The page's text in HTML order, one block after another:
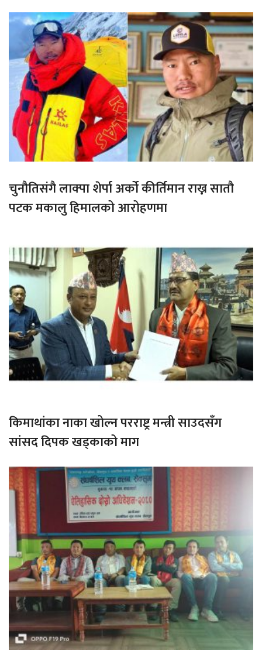
चुनौतिसंगै लाक्पा शेर्पा अर्को कीर्तिमान राख्न सातौ
पटक मकालु हिमालको आरोहणमा
किमाथांका नाका खोल्न परराष्ट्र मन्त्री साउदसँग
सांसद दिपक खड्काको माग